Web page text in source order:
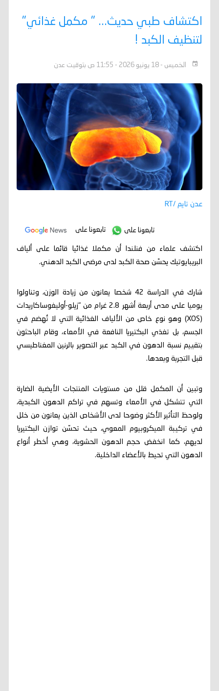
اكتشاف طبي حديث... " مكمل غذائي"
لتنظيف الكبد !
الخميس - 18 يونيو 2026 - 11:55 ص بتوقيت عدن
عدن تايم /RT
تابعونا على تابعونا على
اكتشف علماء من فنلندا أن مكملا غذائيا قائما على ألياف
البريبايوتيك يحسّن صحة الكبد لدى مرضى الكبد الدهني.
شارك في الدراسة 42 شخصا يعانون من زيادة الوزن، وتناولوا
يوميا على مدى أربعة أشهر 2.8 غرام من "زيلو-أوليغوساكاريدات
(XOS) وهو نوع خاص من الألياف الغذائية التي لا تُهضم في
الجسم، بل تغذي البكتيريا النافعة في الأمعاء، وقام الباحثون
بتقييم نسبة الدهون في الكبد عبر التصوير بالرنين المغناطيسي
قبل التجربة وبعدها.
وتبين أن المكمل قلل من مستويات المنتجات الأيضية الضارة
التي تتشكل في الأمعاء وتسهم في تراكم الدهون الكبدية،
ولوحظ التأثير الأكثر وضوحا لدى الأشخاص الذين يعانون من خلل
في تركيبة الميكروبيوم المعوي، حيث تحسّن توازن البكتيريا
لديهم، كما انخفض حجم الدهون الحشوية، وهي أخطر أنواع
الدهون التي تحيط بالأعضاء الداخلية.